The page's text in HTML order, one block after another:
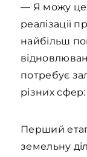
— Я можу це
реалізації
найбільш
потребує
різних
Перший
земельну